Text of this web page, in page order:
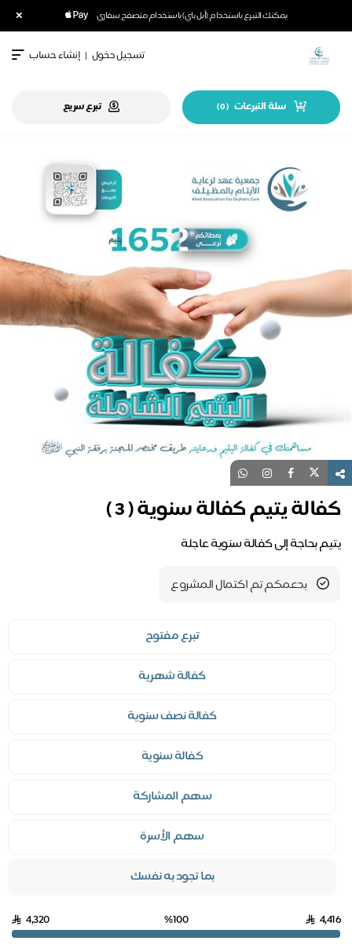
يمكنك التبرع باستخدام (أبل باي) باستخدام متصفح سفاري
تسجيل دخول | إنشاء حساب
سلة التبرعات (
0
) تبرع سريع
يتيم كفالة سنوية ( 3 )
بحاجة إلى كفالة سنوية عاجلة
بدعمكم تم اكتمال المشروع
تبرع مفتوح
كفالة شهرية
كفالة نصف سنوية
كفالة سنوية
سهم المشاركة
سهم الأسرة
بما تجود به نفسك
%100
4,320